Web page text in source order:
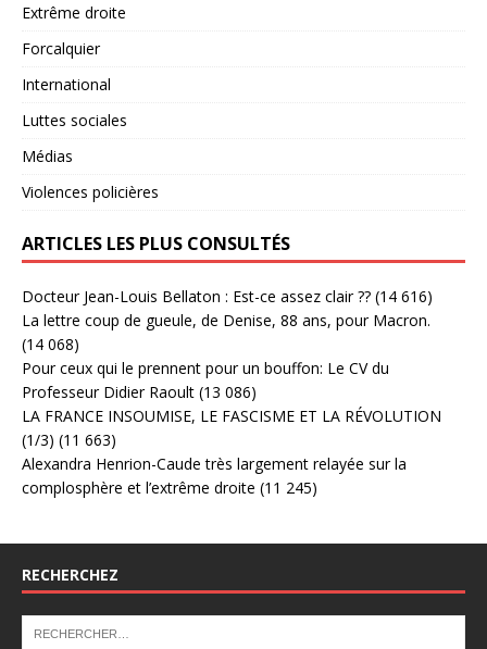
Extrême droite
Forcalquier
International
Luttes sociales
Médias
Violences policières
ARTICLES LES PLUS CONSULTÉS
Docteur Jean-Louis Bellaton : Est-ce assez clair ?? (14 616)
La lettre coup de gueule, de Denise, 88 ans, pour Macron.
(14 068)
Pour ceux qui le prennent pour un bouffon: Le CV du
Professeur Didier Raoult (13 086)
LA FRANCE INSOUMISE, LE FASCISME ET LA RÉVOLUTION
(1/3) (11 663)
Alexandra Henrion-Caude très largement relayée sur la
complosphère et l’extrême droite (11 245)
RECHERCHEZ